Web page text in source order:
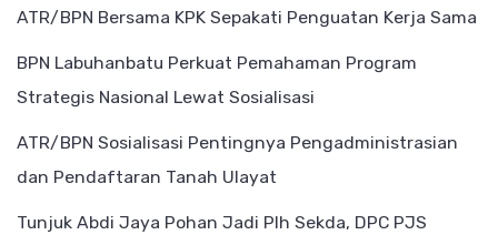
ATR/BPN Bersama KPK Sepakati Penguatan Kerja Sama
BPN Labuhanbatu Perkuat Pemahaman Program
Strategis Nasional Lewat Sosialisasi
ATR/BPN Sosialisasi Pentingnya Pengadministrasian
dan Pendaftaran Tanah Ulayat
Tunjuk Abdi Jaya Pohan Jadi Plh Sekda, DPC PJS